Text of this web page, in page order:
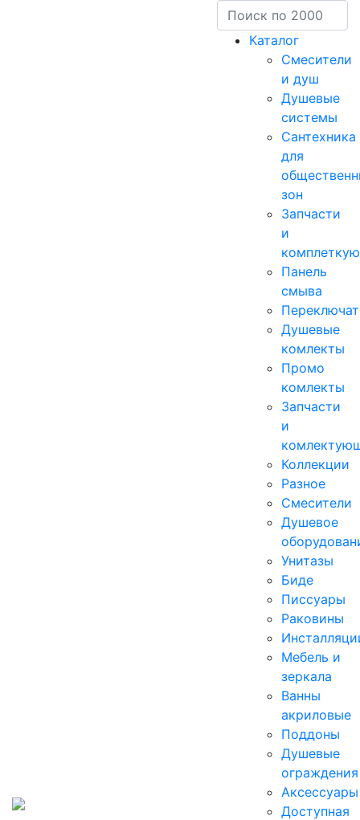
Каталог
Смесители
и душ
Душевые
системы
Сантехника
для
зон
Запчасти
и
Панель
смыва
Душевые
комлекты
Промо
комлекты
Запчасти
и
Коллекции
Разное
Смесители
Душевое
Унитазы
Биде
Писсуары
Раковины
Мебель и
зеркала
Ванны
акриловые
Поддоны
Душевые
ограждения
Аксессуары
Доступная